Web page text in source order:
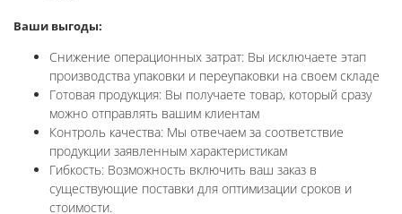
Ваши выгоды:
Снижение операционных затрат: Вы исключаете этап
производства упаковки и переупаковки на своем складе
Готовая продукция: Вы получаете товар, который сразу
можно отправлять вашим клиентам
Контроль качества: Мы отвечаем за соответствие
продукции заявленным характеристикам
Гибкость: Возможность включить ваш заказ в
существующие поставки для оптимизации сроков и
стоимости.